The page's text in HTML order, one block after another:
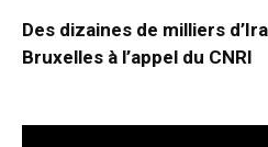
Des dizaines de milliers
Bruxelles à l’appel du CNRI